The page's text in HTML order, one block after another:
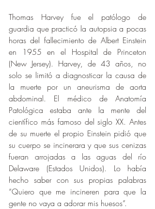
Thomas Harvey fue el patólogo de
guardia que practicó la autopsia a pocas
horas del fallecimiento de Albert Einstein
en 1955 en el Hospital de Princeton
(New Jersey). Harvey, de 43 años, no
solo se limitó a diagnosticar la causa de
la muerte por un aneurisma de aorta
abdominal. El médico de Anatomía
Patológica estaba ante la mente del
científico más famoso del siglo XX. Antes
de su muerte el propio Einstein pidió que
su cuerpo se incinerara y que sus cenizas
fueran arrojadas a las aguas del río
Delaware (Estados Unidos). Lo había
hecho saber con sus propias palabras
“Quiero que me incineren para que la
gente no vaya a adorar mis huesos”.